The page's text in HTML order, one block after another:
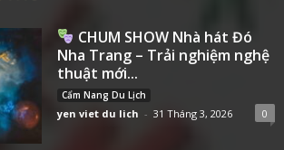
CHUM SHOW Nhà hát Đó
Nha Trang – Trải nghiệm nghệ
thuật mới...
Cẩm Nang Du Lịch
yen viet du lich - 31 Tháng 3, 2026 0